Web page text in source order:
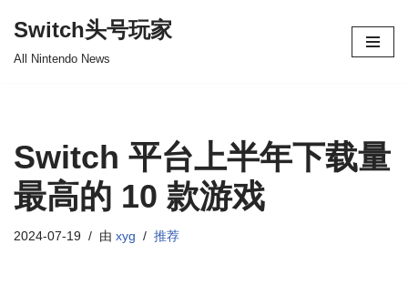
Switch头号玩家
All Nintendo News
Switch 平台上半年下载量
最高的 10 款游戏
2024-07-19 由 xyg 推荐